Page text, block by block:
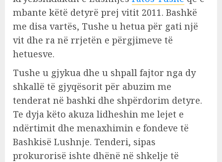
mbante këtë detyrë prej vitit 2011. Bashkë
me disa vartës, Tushe u hetua për gati një
vit dhe ra në rrjetën e përgjimeve të
hetuesve.
Tushe u gjykua dhe u shpall fajtor nga dy
shkallë të gjyqësorit për abuzim me
tenderat në bashki dhe shpërdorim detyre.
Te dyja këto akuza lidheshin me lejet e
ndërtimit dhe menaxhimin e fondeve të
Bashkisë Lushnje. Tenderi, sipas
prokurorisë ishte dhënë në shkelje të